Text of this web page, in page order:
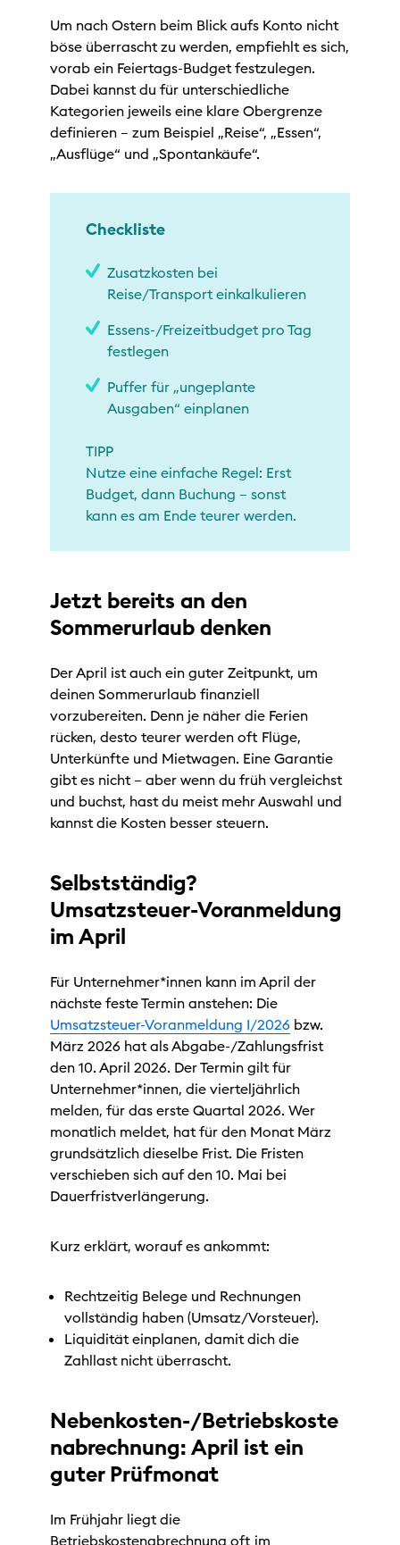
Um nach Ostern beim Blick aufs Konto nicht
böse überrascht zu werden, empfiehlt es sich,
vorab ein Feiertags-Budget festzulegen.
Dabei kannst du für unterschiedliche
Kategorien jeweils eine klare Obergrenze
definieren – zum Beispiel „Reise“, „Essen“,
„Ausflüge“ und „Spontankäufe“.
Checkliste
Zusatzkosten bei
Reise/Transport einkalkulieren
Essens-/Freizeitbudget pro Tag
festlegen
Puffer für „ungeplante
Ausgaben“ einplanen
TIPP
Nutze eine einfache Regel: Erst
Budget, dann Buchung – sonst
kann es am Ende teurer werden.
Jetzt bereits an den
Sommerurlaub denken
Der April ist auch ein guter Zeitpunkt, um
deinen Sommerurlaub finanziell
vorzubereiten. Denn je näher die Ferien
rücken, desto teurer werden oft Flüge,
Unterkünfte und Mietwagen. Eine Garantie
gibt es nicht – aber wenn du früh vergleichst
und buchst, hast du meist mehr Auswahl und
kannst die Kosten besser steuern.
Selbstständig?
Umsatzsteuer-Voranmeldung
im April
Für Unternehmer*innen kann im April der
nächste feste Termin anstehen: Die
Umsatzsteuer-Voranmeldung I/2026bzw.
März 2026 hat als Abgabe-/Zahlungsfrist
den 10. April 2026. Der Termin gilt für
Unternehmer*innen, die vierteljährlich
melden, für das erste Quartal 2026. Wer
monatlich meldet, hat für den Monat März
grundsätzlich dieselbe Frist. Die Fristen
verschieben sich auf den 10. Mai bei
Dauerfristverlängerung.
Kurz erklärt, worauf es ankommt:
Rechtzeitig Belege und Rechnungen
vollständig haben (Umsatz/Vorsteuer).
Liquidität einplanen, damit dich die
Zahllast nicht überrascht.
Nebenkosten-/Betriebskoste
nabrechnung: April ist ein
guter Prüfmonat
Im Frühjahr liegt die
Betriebskostenabrechnung oft im